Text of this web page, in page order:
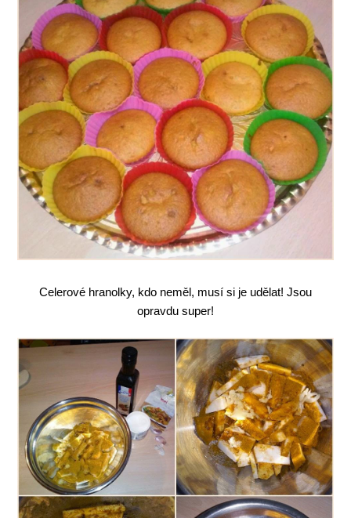
Celerové hranolky, kdo neměl, musí si je udělat! Jsou
opravdu super!